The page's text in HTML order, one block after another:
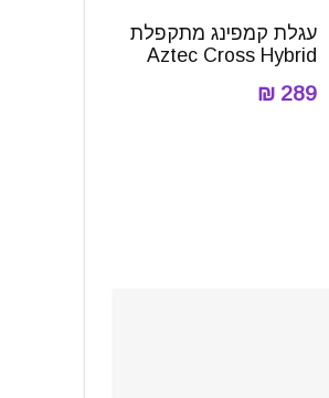
עגלת קמפינג מתקפלת
Aztec Cross Hybrid
289 ₪